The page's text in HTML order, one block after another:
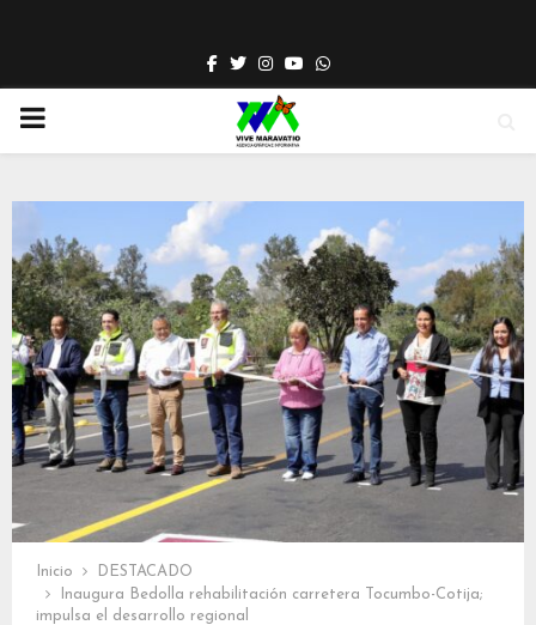
Facebook
TwitterInstagram
YoutubeWhatsapp
PRIMARY
Inicio
DESTACADO
Inaugura Bedolla rehabilitación carretera Tocumbo-Cotija;
impulsa el desarrollo regional